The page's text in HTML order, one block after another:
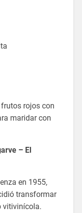
rojos con
maridar con
– El
en 1955,
transformar
vitivinícola.